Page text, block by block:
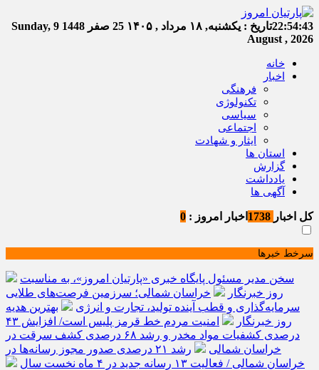
22:54:43تاریخ : یکشنبه, ۱۸ مرداد , ۱۴۰۵ 25 صفر 1448
Sunday, 9
August , 2026
خانه
اخبار
فرهنگی
تکنولوژی
سیاسی
اجتماعی
ایثار و شهادت
استان ها
گزارش
یادداشت
آگهی ها
کل اخبار اخبار امروز : 0
سرخط خبرها
سخن مدیر مسئول پایگاه خبری «پارتیان امروز»، به مناسبت
روز خبرنگار
خراسان شمالی؛ سرزمین فرصت‌های طلایی
سرمایه‌گذاری و قطب آینده تولید، تجارت و انرژی
بهترین هدیه
روز خبرنگار
امنیت مردم خط قرمز پلیس است/ افزایش ۴۳
درصدی کشفیات مواد مخدر و رشد ۶۸ درصدی کشف سرقت در
خراسان شمالی
رشد ۲۱ درصدی صدور مجوز رسانه‌ها در
خراسان شمالی / فعالیت ۱۳ رسانه جدید در ۴ ماه نخست سال